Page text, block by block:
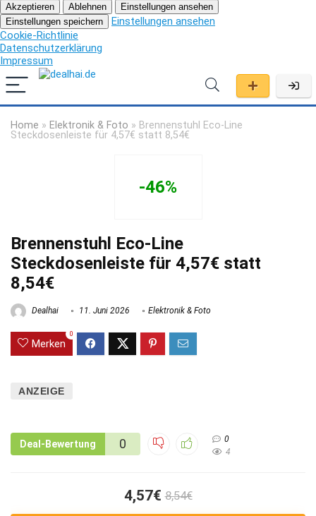
Akzeptieren Ablehnen
Einstellungen ansehen
Einstellungen speichern
Einstellungen ansehen
Cookie-Richtlinie
Datenschutzerklärung
Impressum
Home » Elektronik & Foto » Brennenstuhl Eco-Line
Steckdosenleiste für 4,57€ statt 8,54€
-46%
Brennenstuhl Eco-Line
Steckdosenleiste für 4,57€ statt
8,54€
Dealhai 11. Juni 2026 Elektronik & Foto
Merken
0
ANZEIGE
Deal-Bewertung 0
0
4
4,57€ 8,54€